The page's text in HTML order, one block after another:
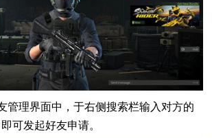
管理界面中，于右侧搜索栏输入对方的
可发起好友申请。